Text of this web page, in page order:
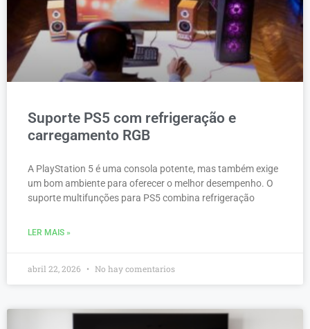
Suporte PS5 com refrigeração e
carregamento RGB
A PlayStation 5 é uma consola potente, mas também exige
um bom ambiente para oferecer o melhor desempenho. O
suporte multifunções para PS5 combina refrigeração
LER MAIS »
abril 22, 2026 No hay comentarios